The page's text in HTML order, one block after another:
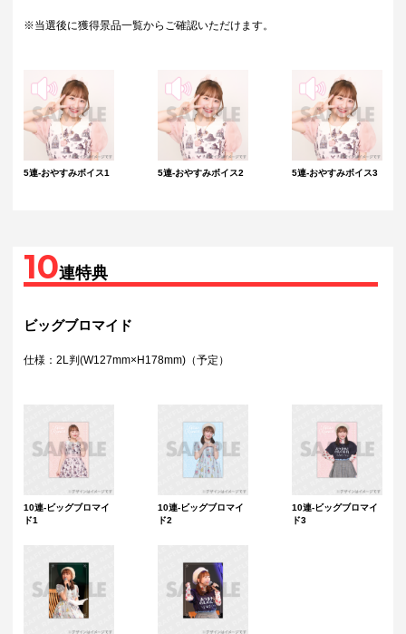
※当選後に獲得景品一覧からご確認いただけます。
5連-おやすみボイス1 5連-おやすみボイス2 5連-おやすみボイス3
10連特典
ビッグブロマイド
仕様：2L判(W127mm×H178mm)（予定）
10連-ビッグブロマイ
ド1
10連-ビッグブロマイ
ド2
10連-ビッグブロマイ
ド3